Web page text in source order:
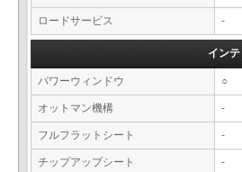
ロードサービス -
イン
パワーウィンドウ ○
オットマン機構 -
フルフラットシート -
チップアップシート -